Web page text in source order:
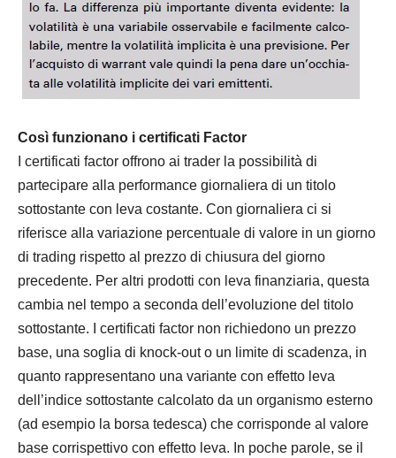
Così funzionano i certificati Factor
I certificati factor offrono ai trader la possibilità di
partecipare alla performance giornaliera di un titolo
sottostante con leva costante. Con giornaliera ci si
riferisce alla variazione percentuale di valore in un giorno
di trading rispetto al prezzo di chiusura del giorno
precedente. Per altri prodotti con leva finanziaria, questa
cambia nel tempo a seconda dell’evoluzione del titolo
sottostante. I certificati factor non richiedono un prezzo
base, una soglia di knock-out o un limite di scadenza, in
quanto rappresentano una variante con effetto leva
dell’indice sottostante calcolato da un organismo esterno
(ad esempio la borsa tedesca) che corrisponde al valore
base corrispettivo con effetto leva. In poche parole, se il